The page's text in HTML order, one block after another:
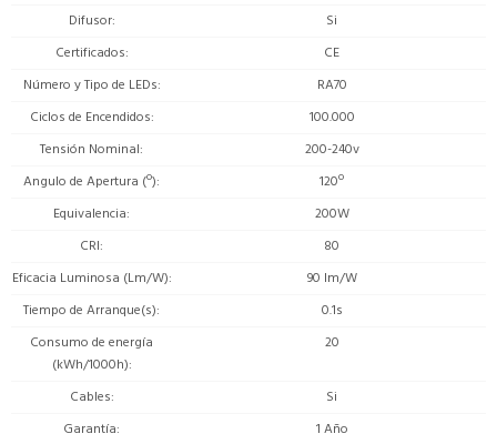
Difusor
Si
Certificados
CE
Número y Tipo de LEDs
RA70
Ciclos de Encendidos
100.000
Tensión Nominal
200-240v
Angulo de Apertura (º)
120º
Equivalencia
200W
CRI
80
Eficacia Luminosa (Lm/W)
90 lm/W
Tiempo de Arranque(s)
0.1s
Consumo de energía
(kWh/1000h)
20
Cables
Si
Garantía
1 Año